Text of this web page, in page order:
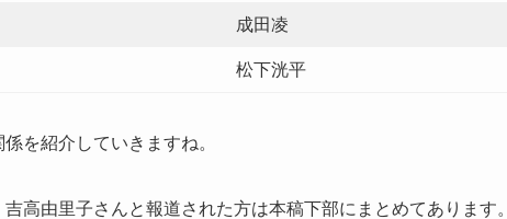
成田凌
松下洸平
を紹介していきますね。
高由里子さんと報道された方は本稿下部にまとめてあります。